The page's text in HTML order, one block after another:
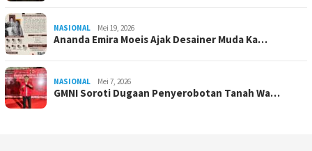
NASIONAL Mei 19, 2026
Ananda Emira Moeis Ajak Desainer Muda Ka…
NASIONAL Mei 7, 2026
GMNI Soroti Dugaan Penyerobotan Tanah Wa…